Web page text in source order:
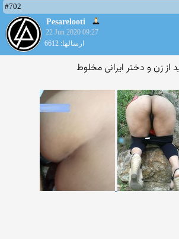
#702
Pesarelooti
22 Jun 2020 09:27
ارسالها: 6612
زن و دختر ایرانی مخلوط